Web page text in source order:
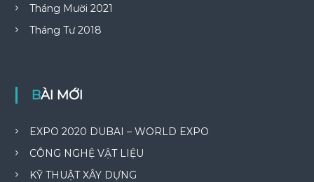
Tháng Mười 2021
Tháng Tư 2018
BÀI MỚI
EXPO 2020 DUBAI – WORLD EXPO
CÔNG NGHỆ VẬT LIỆU
KỸ THUẬT XÂY DỰNG